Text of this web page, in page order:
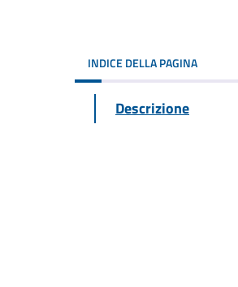
INDICE DELLA PAGINA
Descrizione